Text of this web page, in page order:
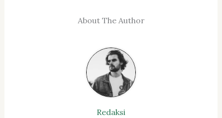
About The Author
Redaksi